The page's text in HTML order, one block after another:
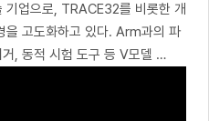
기업으로, TRACE32를 비롯한 개
을 고도화하고 있다. Arm과의 파
, 동적 시험 도구 등 V모델 …